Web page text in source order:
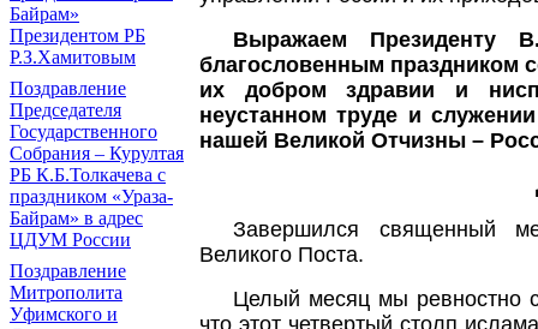
Байрам»
Президентом РБ
Р.З.Хамитовым
Поздравление
Председателя
Государственного
Собрания – Курултая
РБ К.Б.Толкачева с
праздником «Ураза-
Байрам» в адрес
ЦДУМ России
Поздравление
Митрополита
Уфимского и
Выражаем Президенту
благословенным праздником
их добром здравии и
неустанном труде и
нашей Великой Отчизны –
Завершился священный
Великого Поста.
Целый месяц мы ревностно
что этот четвертый столп